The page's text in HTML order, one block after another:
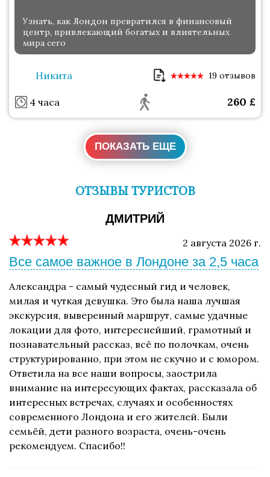
Узнать, как Лондон превратился в финансовый
центр, привлекающий богатых и влиятельных
мира сего
Никита 19 отзывов
4 часа 260 £
ПОКАЗАТЬ ЕЩЕ
ОТЗЫВЫ ТУРИСТОВ
ДМИТРИЙ
2 августа 2026 г.
Все самое важное в Лондоне за 2,5 часа
Александра - самый чудесный гид и человек,
милая и чуткая девушка. Это была наша лучшая
экскурсия, выверенный маршрут, самые удачные
локации для фото, интереснейший, грамотный и
познавательный рассказ, всё по полочкам, очень
структурированно, при этом не скучно и с юмором.
Ответила на все наши вопросы, заострила
внимание на интересующих фактах, рассказала об
интересных встречах, случаях и особенностях
современного Лондона и его жителей. Были
семьёй, дети разного возраста, очень-очень
рекомендуем. Спасибо!!